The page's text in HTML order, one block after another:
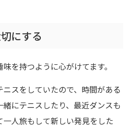
にする
を持つように心がけてます。
スをしていたので、時間がある
にテニスしたり、最近ダンスも
人旅もして新しい発見をした